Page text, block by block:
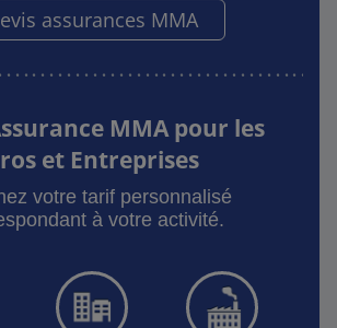
assurances MMA
MMA pour les
et Entreprises
votre tarif personnalisé
à votre activité.